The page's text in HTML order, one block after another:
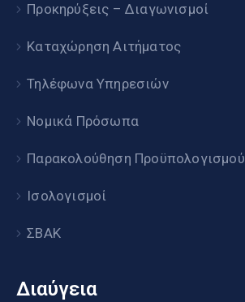
Προκηρύξεις – Διαγωνισμοί
Καταχώρηση Αιτήματος
Τηλέφωνα Υπηρεσιών
Νομικά Πρόσωπα
Παρακολούθηση Προϋπολογισμού
Ισολογισμοί
ΣΒΑΚ
Διαύγεια